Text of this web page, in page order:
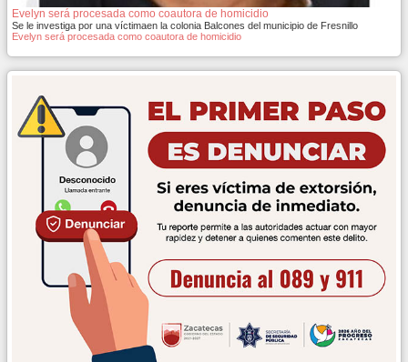
Evelyn será procesada como coautora de homicidio
Se le investiga por una víctimaen la colonia Balcones del municipio de Fresnillo
Evelyn será procesada como coautora de homicidio